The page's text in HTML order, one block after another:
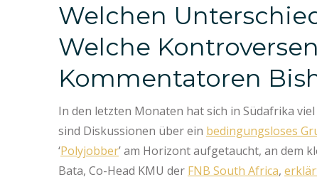
Welchen
Welche
Kommentatoren
In den letzten Monaten hat sich in Südafrika
sind Diskussionen über ein bedingungsloses
‘Polyjobber’ am Horizont aufgetaucht, an dem
Bata, Co-Head KMU der FNB South Africa,